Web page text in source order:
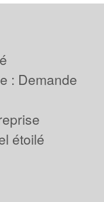
: Demande
étoilé